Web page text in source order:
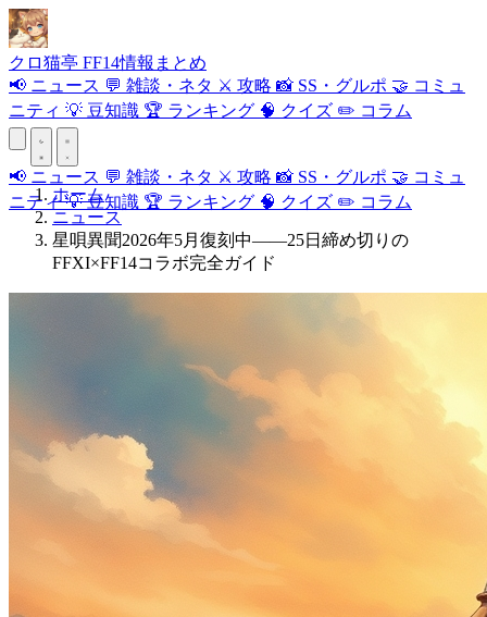
クロ猫亭 FF14情報まとめ
📢 ニュース 💬 雑談・ネタ ⚔️ 攻略 📸 SS・グルポ 🤝 コミュ
ニティ 💡 豆知識 🏆 ランキング 🧠 クイズ ✏️ コラム
📢 ニュース 💬 雑談・ネタ ⚔️ 攻略 📸 SS・グルポ 🤝 コミュ
ニティ💡豆知識 🏆 ランキング 🧠 クイズ ✏️ コラム
ホーム
ニュース
星唄異聞2026年5月復刻中——25日締め切りの
FFXI×FF14コラボ完全ガイド